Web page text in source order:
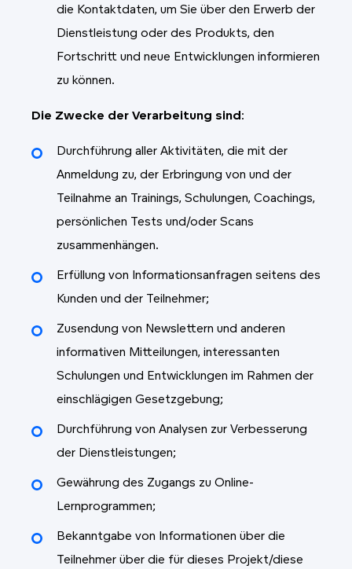
die Kontaktdaten, um Sie über den Erwerb der
Dienstleistung oder des Produkts, den
Fortschritt und neue Entwicklungen informieren
zu können.
Die Zwecke der Verarbeitung sind:
Durchführung aller Aktivitäten, die mit der
Anmeldung zu, der Erbringung von und der
Teilnahme an Trainings, Schulungen, Coachings,
persönlichen Tests und/oder Scans
zusammenhängen.
Erfüllung von Informationsanfragen seitens des
Kunden und der Teilnehmer;
Zusendung von Newslettern und anderen
informativen Mitteilungen, interessanten
Schulungen und Entwicklungen im Rahmen der
einschlägigen Gesetzgebung;
Durchführung von Analysen zur Verbesserung
der Dienstleistungen;
Gewährung des Zugangs zu Online-
Lernprogrammen;
Bekanntgabe von Informationen über die
Teilnehmer über die für dieses Projekt/diese